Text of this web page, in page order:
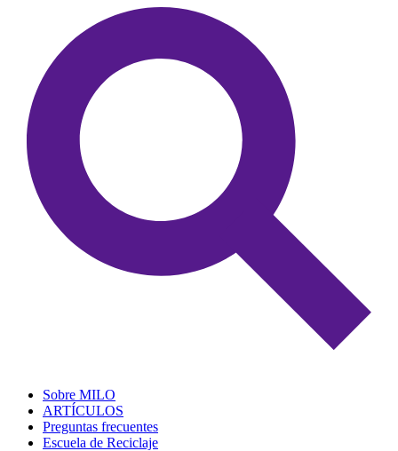
Sobre MILO
ARTÍCULOS
Preguntas frecuentes
Escuela de Reciclaje